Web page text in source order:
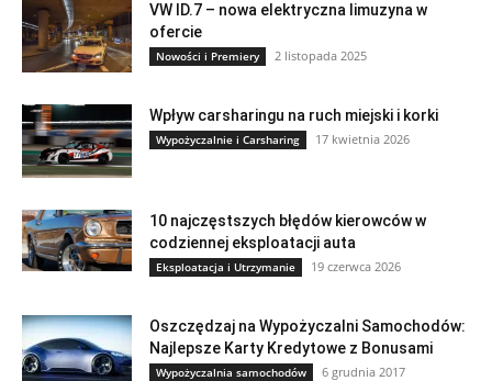
VW ID.7 – nowa elektryczna limuzyna w
ofercie
Nowości i Premiery 2 listopada 2025
Wpływ carsharingu na ruch miejski i korki
Wypożyczalnie i Carsharing 17 kwietnia 2026
10 najczęstszych błędów kierowców w
codziennej eksploatacji auta
Eksploatacja i Utrzymanie 19 czerwca 2026
Oszczędzaj na Wypożyczalni Samochodów:
Najlepsze Karty Kredytowe z Bonusami
Wypożyczalnia samochodów 6 grudnia 2017